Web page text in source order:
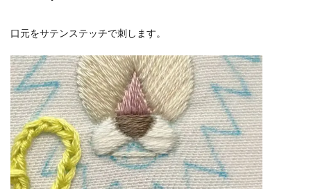
口元をサテンステッチで刺します。